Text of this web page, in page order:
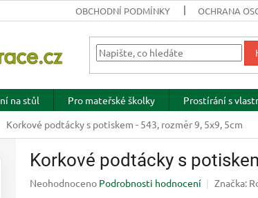
OBCHODNÍ PODMÍNKY OCHRANA
na stůl Pro mateřské školky Prostírání s
Korkové podtácky s potiskem - 543, rozměr 9, 5x9, 5cm
Korkové podtácky s
Průměrné
Neohodnoceno Podrobnosti hodnocení Značka: